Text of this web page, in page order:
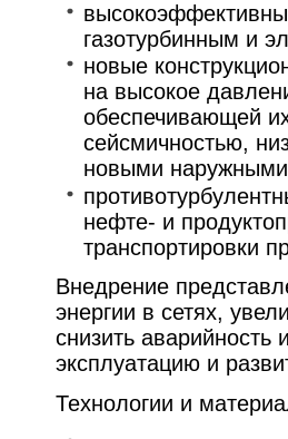
газотурбинным и
новые
на высокое
обеспечивающей
сейсмичностью,
новыми
нефте- и
транспортировки
Внедрение
энергии в сетях,
снизить аварийность
эксплуатацию и
Технологии и